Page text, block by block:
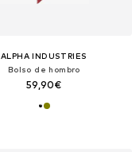
ALPHA INDUSTRIES
Bolso de hombro
59,90€